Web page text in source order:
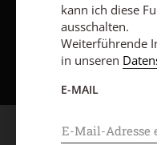
kann ich diese
ausschalten.
Weiterführende
in unseren
E-MAIL